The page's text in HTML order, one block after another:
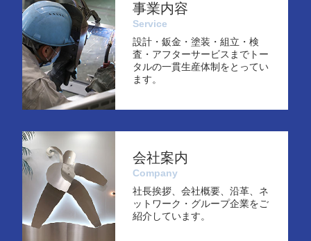
事業内容
Service
設計・鈑金・塗装・組立・検
査・アフターサービスまでトー
タルの一貫生産体制をとってい
ます。
会社案内
Company
社長挨拶、会社概要、沿革、ネ
ットワーク・グループ企業をご
紹介しています。